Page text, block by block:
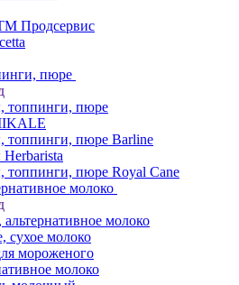
Продсервис
пюре
топпинги, пюре
топпинги, пюре Barline
топпинги, пюре Royal Cane
молоко
молоко
сухое молоко
мороженого
молоко